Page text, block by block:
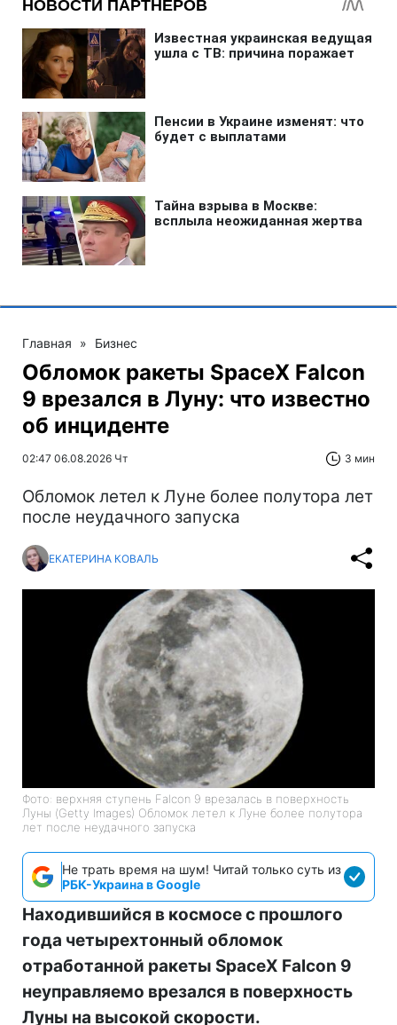
Главная » Бизнес
Обломок ракеты SpaceX Falcon
9 врезался в Луну: что известно
об инциденте
02:47 06.08.2026 Чт 3 мин
Обломок летел к Луне более полутора лет
после неудачного запуска
ЕКАТЕРИНА КОВАЛЬ
Фото: верхняя ступень Falcon 9 врезалась в поверхность
Луны (Getty Images) Обломок летел к Луне более полутора
лет после неудачного запуска
Не трать время на шум! Читай только суть из
РБК-Украина в Google
Находившийся в космосе с прошлого
года четырехтонный обломок
отработанной ракеты SpaceX Falcon 9
неуправляемо врезался в поверхность
Луны на высокой скорости.